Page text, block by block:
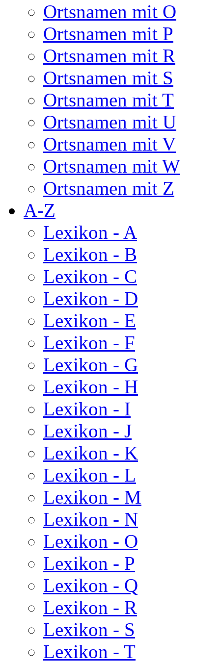
Ortsnamen mit O
Ortsnamen mit P
Ortsnamen mit R
Ortsnamen mit S
Ortsnamen mit T
Ortsnamen mit U
Ortsnamen mit V
Ortsnamen mit W
Ortsnamen mit Z
A-Z
Lexikon - A
Lexikon - B
Lexikon - C
Lexikon - D
Lexikon - E
Lexikon - F
Lexikon - G
Lexikon - H
Lexikon - I
Lexikon - J
Lexikon - K
Lexikon - L
Lexikon - M
Lexikon - N
Lexikon - O
Lexikon - P
Lexikon - Q
Lexikon - R
Lexikon - S
Lexikon - T